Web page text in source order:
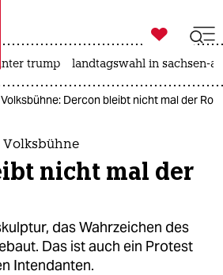
taz zahl ich
zahl ich

taz zahl ich
trump landtagswahl in sachsen-
Dercon bleibt nicht mal der Rost
Volksbühne
nicht mal der
das Wahrzeichen des
Das ist auch ein Protest
Intendanten.